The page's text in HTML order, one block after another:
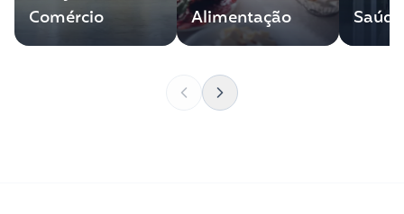
Comércio
Alimentação Saúde